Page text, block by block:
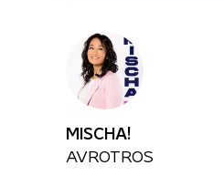
MISCHA!
AVROTROS